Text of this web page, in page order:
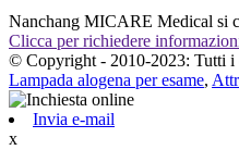
Nanchang MICARE Medical si
Clicca per richiedere
© Copyright - 2010-2023: Tutti i
Lampada alogena per esame,
Invia e-mail
x